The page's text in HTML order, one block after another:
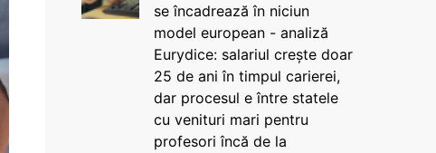
se încadrează în niciun
model european - analiză
Eurydice: salariul crește doar
25 de ani în timpul carierei,
dar procesul e între statele
cu venituri mari pentru
profesori încă de la